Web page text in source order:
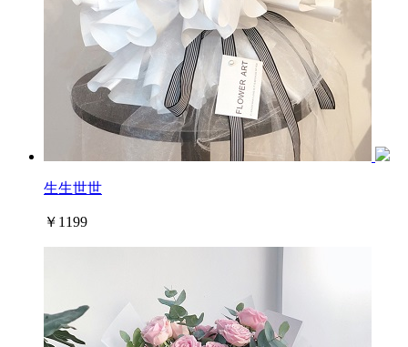
生生世世
￥1199